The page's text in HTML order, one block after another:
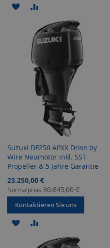
ZUR
WUNSCHLISTE
HINZUFÜGEN
VERGLEICHSLISTE
HINZUFÜGEN
Suzuki DF250 APXX Drive by
Wire Neumotor inkl. SST
Propeller & 5 Jahre Garantie
Sonderangebot
23.250,00 €
Normalpreis 30.845,00 €
Kontaktieren Sie uns
ZUR
WUNSCHLISTE
VERGLEICHSLISTE